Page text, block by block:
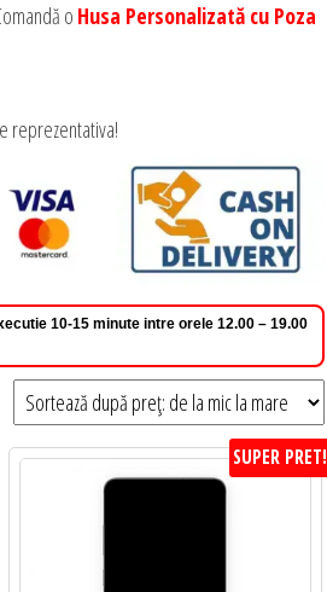
o Husa Personalizată cu Poza
reprezentativa!
10-15 minute intre orele 12.00 – 19.00
SUPER PRET!